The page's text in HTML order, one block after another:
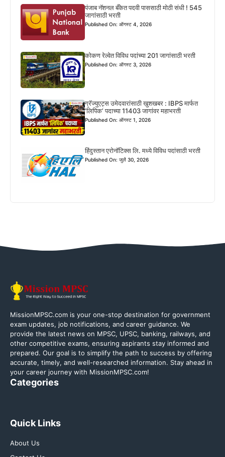
पंजाब नॅशनल बँकेत पदवी पाससाठी मोठी संधी ! 545
जागांसाठी भरती
Published On: ऑगस्ट 4, 2026
कोकण रेल्वेत विविध पदांच्या 201 जागांसाठी भरती
Published On: ऑगस्ट 3, 2026
ग्रॅज्युएट्स उमेदवारांसाठी खुशखबर : IBPS मार्फत
‘लिपिक’ पदाच्या 11403 जागांवर महाभरती
Published On: ऑगस्ट 1, 2026
हिंदुस्तान एरोनॉटिक्स लि. मध्ये विविध पदांसाठी भरती
Published On: जुलै 30, 2026
MissionMPSC.com is your one-stop destination for government
exam updates, job notifications, and career guidance. We
provide the latest news on MPSC, UPSC, banking, railways, and
other competitive exams, ensuring aspirants stay informed and
prepared. Our goal is to simplify the path to success by offering
accurate, timely, and well-researched information. Stay ahead in
your career journey with MissionMPSC.com!
Categories
Quick Links
About Us